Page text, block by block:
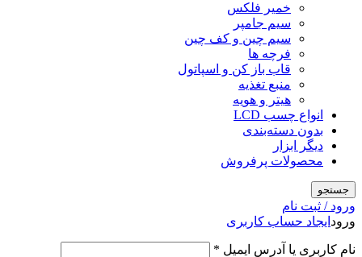
خمیر فلکس
سیم جامپر
سیم چین و کف چین
فرچه ها
قاب باز کن و اسپاتول
منبع تغذیه
هیتر و هویه
انواع چسب LCD
بدون دسته‌بندی
دیگر ابزار
محصولات پرفروش
جستجو
ورود / ثبت نام
ورود ایجاد حساب کاربری
نام کاربری یا آدرس ایمیل *